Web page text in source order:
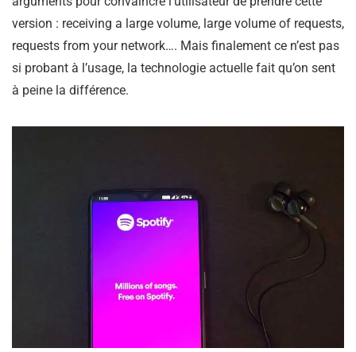
version : receiving a large volume, large volume of requests,
requests from your network…. Mais finalement ce n’est pas
si probant à l’usage, la technologie actuelle fait qu’on sent
à peine la différence.